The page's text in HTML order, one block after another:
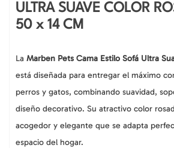
ULTRA SUAVE COLOR
50 x 14 CM
La Marben Pets Cama Estilo Sofá Ultra
está diseñada para entregar el máximo
perros y gatos, combinando suavidad,
diseño decorativo. Su atractivo color
acogedor y elegante que se adapta
espacio del hogar.